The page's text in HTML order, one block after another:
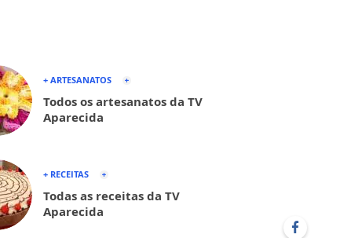
+ ARTESANATOS
Todos os artesanatos da TV
Aparecida
+ RECEITAS
Todas as receitas da TV
Aparecida